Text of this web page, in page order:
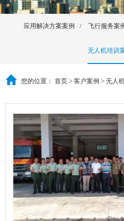
应用解决方案案例 飞行服务案
无人机培训
您的位置：首页 >客户案例 >无人